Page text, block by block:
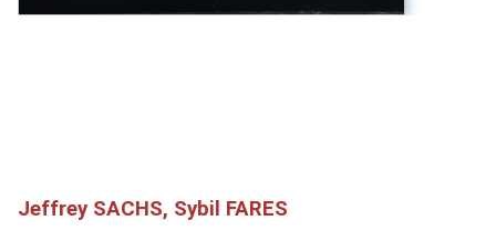
Jeffrey SACHS, Sybil FARES